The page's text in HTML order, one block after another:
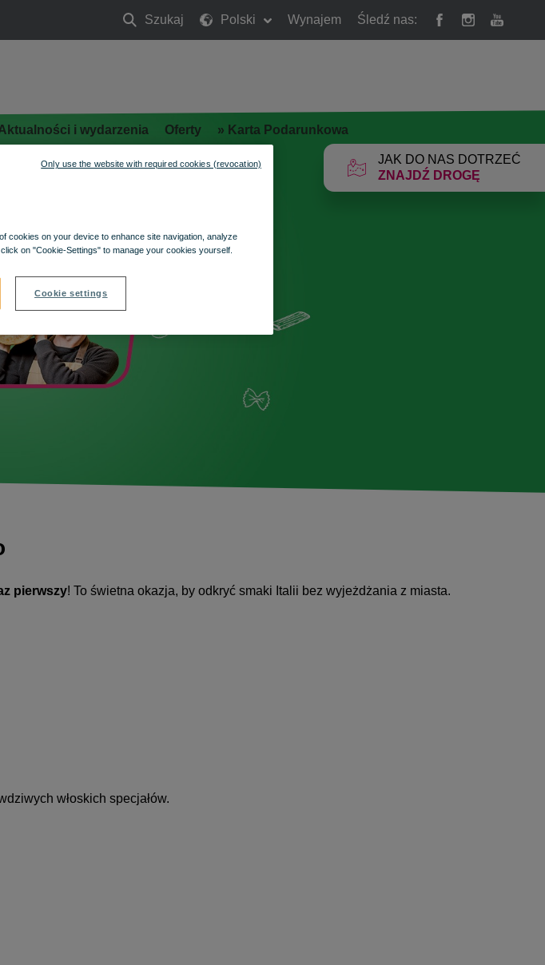
Szukaj
Szukaj
Polski Wynajem Śledź nas:
JAK DO NAS DOTRZEĆ
ZNAJDŹ DROGĘ
i wydarzenia Oferty » Karta Podarunkowa
pierwszy! To świetna okazja, by odkryć smaki Italii bez wyjeżdżania z miasta.
włoskich specjałów.
cookies on your device to enhance site navigation, analyze
on "Cookie-Settings" to manage your cookies yourself.
Cookie settings
Only use the website with required cookies (revocation)